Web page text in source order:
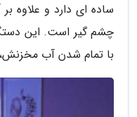
ساده ای دارد و علاوه
با تمام شدن آب